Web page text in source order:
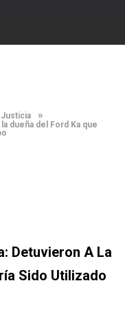
»
dueña del Ford Ka que
Detuvieron A La
Sido Utilizado